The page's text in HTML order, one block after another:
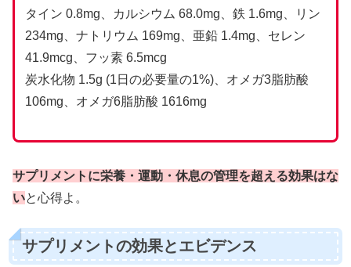
タイン 0.8mg、カルシウム 68.0mg、鉄 1.6mg、リン
234mg、ナトリウム 169mg、亜鉛 1.4mg、セレン
41.9mcg、フッ素 6.5mcg
炭水化物 1.5g (1日の必要量の1%)、オメガ3脂肪酸
106mg、オメガ6脂肪酸 1616mg
サプリメントに栄養・運動・休息の管理を超える効果はな
いと心得よ。
サプリメントの効果とエビデンス